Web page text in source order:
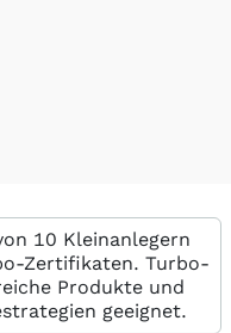
10 Kleinanlegern
Zertifikaten. Turbo-
Produkte und
geeignet.